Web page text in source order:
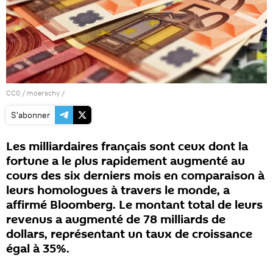
CC0 / moerschy /
S'abonner
Les milliardaires français sont ceux dont la
fortune a le plus rapidement augmenté au
cours des six derniers mois en comparaison à
leurs homologues à travers le monde, a
affirmé Bloomberg. Le montant total de leurs
revenus a augmenté de 78 milliards de
dollars, représentant un taux de croissance
égal à 35%.